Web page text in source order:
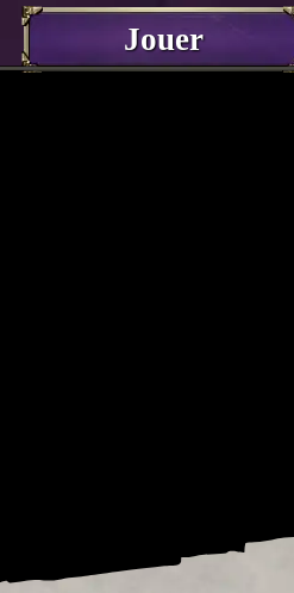
Jouer